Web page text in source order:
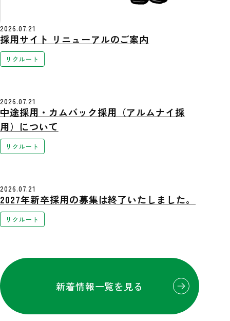
2026.07.21
採用サイト リニューアルのご案内
リクルート
2026.07.21
中途採用・カムバック採用（アルムナイ採
用）について
リクルート
2026.07.21
2027年新卒採用の募集は終了いたしました。
リクルート
新着情報一覧を見る